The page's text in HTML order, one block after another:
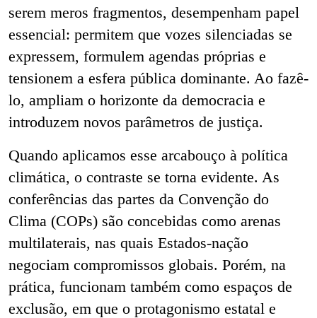
serem meros fragmentos, desempenham papel
essencial: permitem que vozes silenciadas se
expressem, formulem agendas próprias e
tensionem a esfera pública dominante. Ao fazê-
lo, ampliam o horizonte da democracia e
introduzem novos parâmetros de justiça.
Quando aplicamos esse arcabouço à política
climática, o contraste se torna evidente. As
conferências das partes da Convenção do
Clima (COPs) são concebidas como arenas
multilaterais, nas quais Estados-nação
negociam compromissos globais. Porém, na
prática, funcionam também como espaços de
exclusão, em que o protagonismo estatal e